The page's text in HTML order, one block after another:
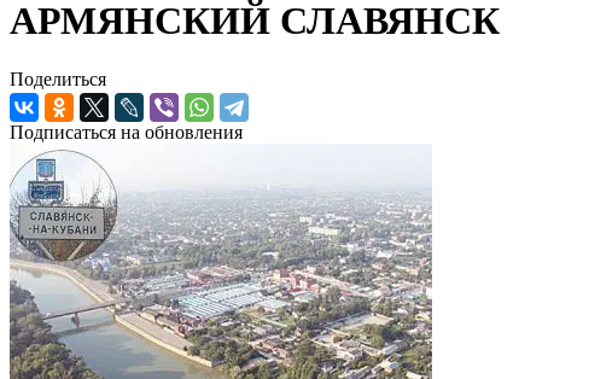
АРМЯНСКИЙ СЛАВЯНСК
Поделиться
Подписаться на обновления